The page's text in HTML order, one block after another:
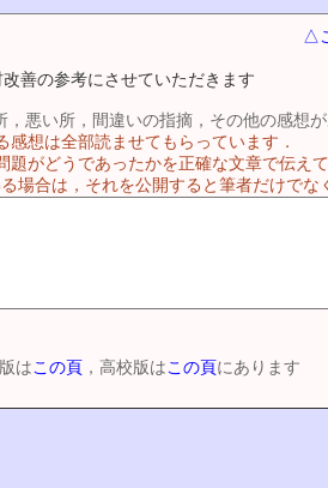
△
善の参考にさせていただきます
，悪い所，間違いの指摘，その他の感想
感想は全部読ませてもらっています．
題がどうであったかを正確な文章で伝
場合は，それを公開すると筆者だけで
はこの頁 ，高校版はこの頁にあります